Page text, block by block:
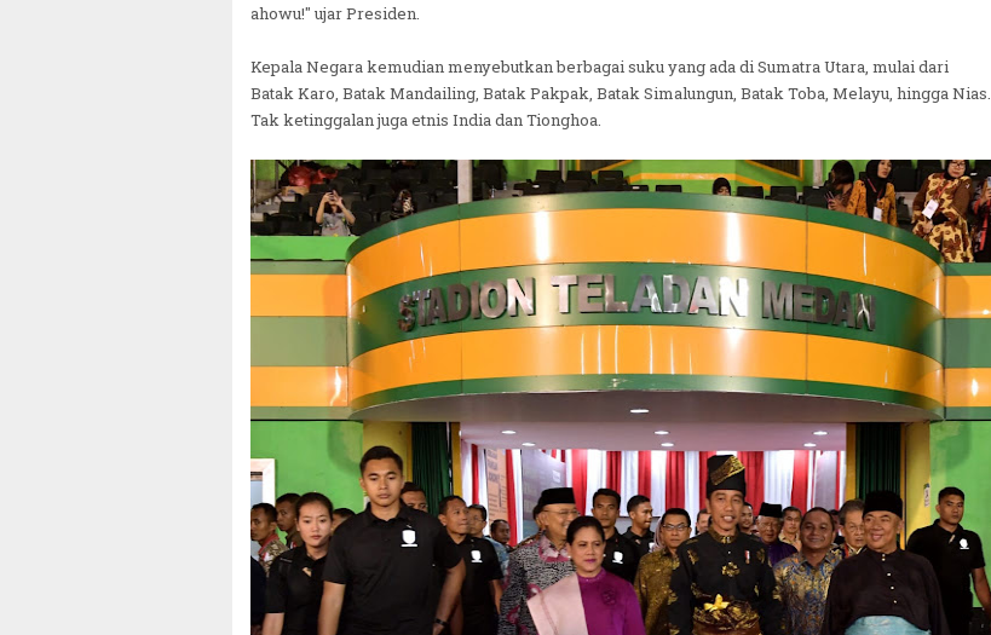
ahowu!" ujar Presiden.
Kepala Negara kemudian menyebutkan berbagai suku yang ada di Sumatra Utara, mulai dari
Batak Karo, Batak Mandailing, Batak Pakpak, Batak Simalungun, Batak Toba, Melayu, hingga Nias.
Tak ketinggalan juga etnis India dan Tionghoa.